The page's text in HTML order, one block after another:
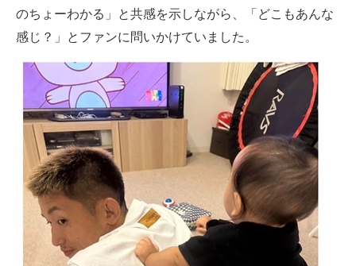
のちょーわかる」と共感を示しながら、「どこもあんな
感じ？」とファンに問いかけていました。